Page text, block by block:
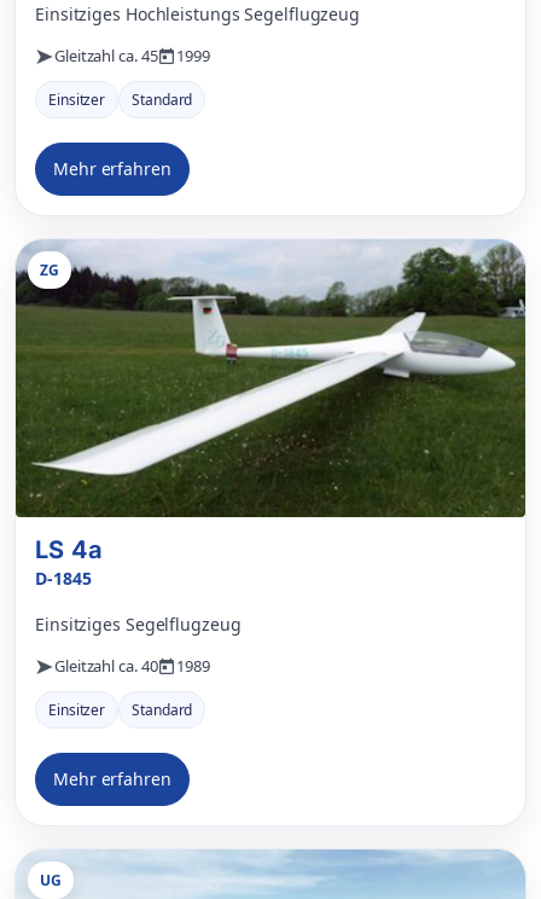
Einsitziges Hochleistungs Segelflugzeug
Gleitzahl ca. 45 1999
Einsitzer Standard
Mehr erfahren
ZG
LS 4a
D-1845
Einsitziges Segelflugzeug
Gleitzahl ca. 40 1989
Einsitzer Standard
Mehr erfahren
UG